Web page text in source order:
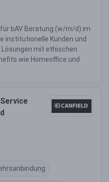
bAV Beratung (w/m/d) im
institutionelle Kunden und
mit ethischen
wie Homeoffice und